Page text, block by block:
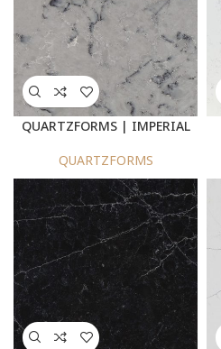
QUARTZFORMS | IMPERIAL
QUARTZFORMS